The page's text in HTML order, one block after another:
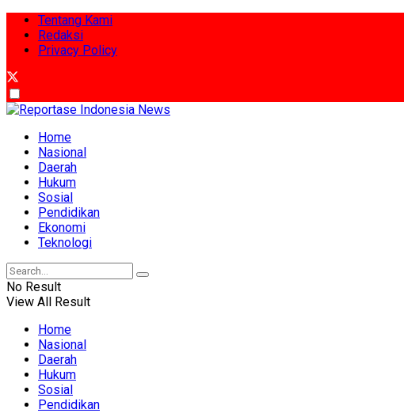
Tentang Kami
Redaksi
Privacy Policy
Home
Nasional
Daerah
Hukum
Sosial
Pendidikan
Ekonomi
Teknologi
No Result
View All Result
Home
Nasional
Daerah
Hukum
Sosial
Pendidikan